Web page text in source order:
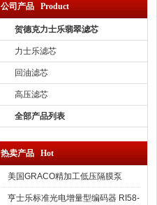
公司产品 Product
贺德克力士乐翡翠滤芯
力士乐滤芯
回油滤芯
高压滤芯
全部产品列表
热卖产品 Hot
美国GRACO精加工低压隔膜泵
亨士乐标准光电增量型编码器 RI58-